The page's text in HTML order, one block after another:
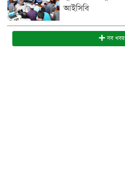
আইসিবি
সব খবর